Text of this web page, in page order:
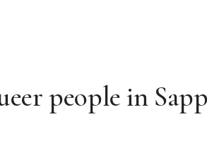
people in